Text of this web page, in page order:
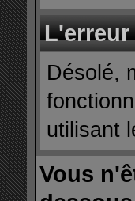
L'erreur
Désolé,
utilisant
Vous